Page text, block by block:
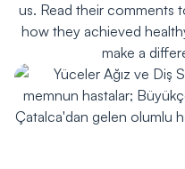
us. Read their comments
how they achieved
make a